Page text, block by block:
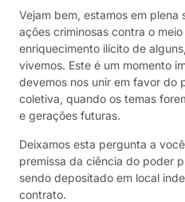
Vejam bem, estamos em plena
ações criminosas contra o
enriquecimento ilícito de
vivemos. Este é um momento
devemos nos unir em favor do
coletiva, quando os temas
e gerações futuras.
Deixamos esta pergunta a
premissa da ciência do poder
sendo depositado em local
contrato.